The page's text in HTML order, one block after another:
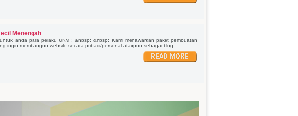
Menengah
anda para pelaku UKM ! &nbsp; &nbsp; Kami menawarkan paket pembuatan
ingin membangun website secara pribadi/personal ataupun sebagai blog ...